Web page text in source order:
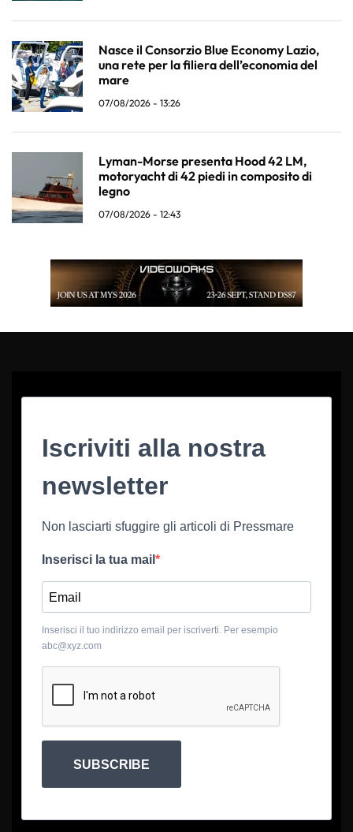
Nasce il Consorzio Blue Economy Lazio,
una rete per la filiera dell’economia del
mare
07/08/2026 - 13:26
Lyman-Morse presenta Hood 42 LM,
motoryacht di 42 piedi in composito di
legno
07/08/2026 - 12:43
Iscriviti alla nostra
newsletter
Non lasciarti sfuggire gli articoli di Pressmare
Inserisci la tua mail
Inserisci il tuo indirizzo email per iscriverti. Per esempio
abc@xyz.com
SUBSCRIBE